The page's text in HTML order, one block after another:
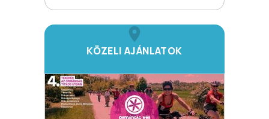
KÖZELI AJÁNLATOK